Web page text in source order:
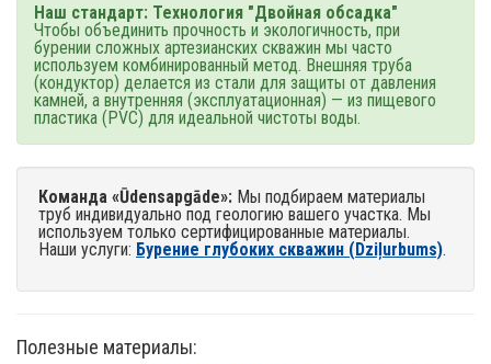
Наш стандарт: Технология "Двойная обсадка"
Чтобы объединить прочность и экологичность, при
бурении сложных артезианских скважин мы часто
используем комбинированный метод. Внешняя труба
(кондуктор) делается из стали для защиты от давления
камней, а внутренняя (эксплуатационная) — из пищевого
пластика (PVC) для идеальной чистоты воды.
Команда «Ūdensapgāde»: Мы подбираем материалы
труб индивидуально под геологию вашего участка. Мы
используем только сертифицированные материалы.
Наши услуги: Бурение глубоких скважин (Dziļurbums).
Полезные материалы: